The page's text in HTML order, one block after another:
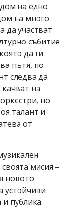
на едно
на много
да участват
събитие
да ги
пътя, по
следва да
на
но
талант и
от
мисия –
новото
устойчиви
публика.